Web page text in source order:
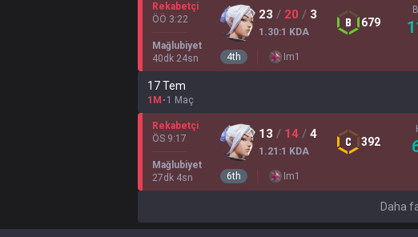
Rekabetçi
ÖÖ 3:22
Mağlubiyet
40dk 24sn
23 / 20 / 3
1.30:1 KDA
679
4th Im1
17 Tem
1M 1 Maç
Rekabetçi
ÖS 9:17
Mağlubiyet
27dk 4sn
13 / 14 / 4
1.21 :1 KDA
392
6th Im1
Daha